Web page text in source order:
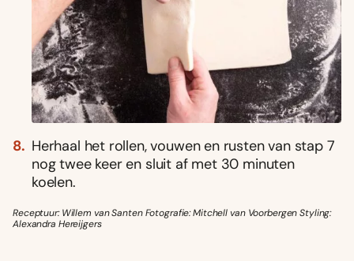
Herhaal het rollen, vouwen en rusten van stap 7
nog twee keer en sluit af met 30 minuten
koelen.
Receptuur: Willem van Santen Fotografie: Mitchell van Voorbergen Styling:
Alexandra Hereijgers